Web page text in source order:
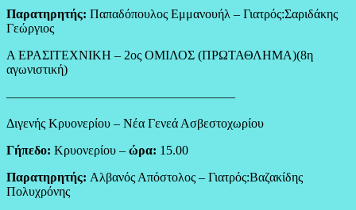
Παρατηρητής: Παπαδόπουλος Εμμανουήλ – Γιατρός:Σαριδάκης
Γεώργιος
Α ΕΡΑΣΙΤΕΧΝΙΚΗ – 2ος ΟΜΙΛΟΣ (ΠΡΩΤΑΘΛΗΜΑ)(8η
αγωνιστική)
——————————————————
Διγενής Κρυονερίου – Νέα Γενεά Ασβεστοχωρίου
Γήπεδο: Κρυονερίου – ώρα: 15.00
Παρατηρητής: Αλβανός Απόστολος – Γιατρός:Βαζακίδης
Πολυχρόνης